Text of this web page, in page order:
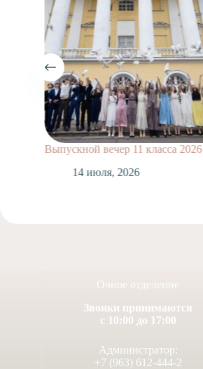
Выпускной вечер 11 класса 2026
14 июля, 2026
Очное отделение
Звонки принимаются
с 10:00 до 17:00
Администратор:
+7 (963) 612-444-2